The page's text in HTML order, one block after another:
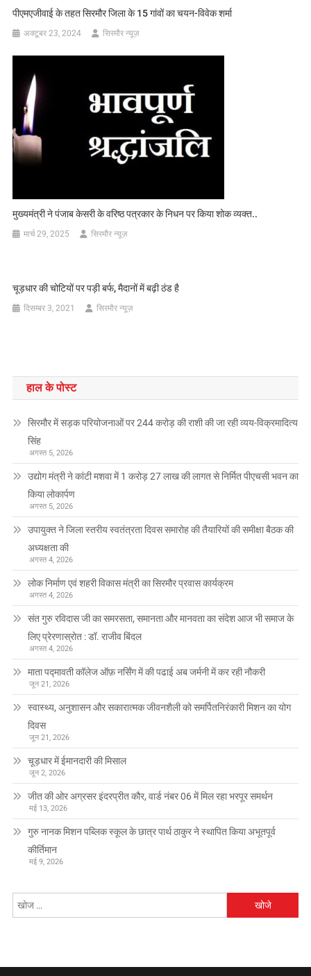
पीएमएजीवाई के तहत सिरमौर जिला के 15 गांवों का चयन-विवेक शर्मा
अक्टूबर 23, 2024 सिरमौर न्यूज़
मुख्यमंत्री ने पंजाब केसरी के वरिष्ठ पत्रकार के निधन पर किया शोक व्यक्त..
मार्च 29, 2025 सिरमौर न्यूज़
चूड़धार की चोटियों पर पड़ी बर्फ, मैदानों में बढ़ी ठंड है
दिसम्बर 3, 2021 सिरमौर न्यूज़
हाल के पोस्ट
सिरमौर में सड़क परियोजनाओं पर 244 करोड़ की राशी की जा रही व्यय-विक्रमादित्य
सिंह
अगस्त 5, 2026
उद्योग मंत्री ने कांटी मशवा में 1 करोड़ 27 लाख की लागत से निर्मित पीएचसी भवन का
किया लोकार्पण
अगस्त 5, 2026
उपायुक्त ने जिला स्तरीय स्वतंत्रता दिवस समारोह की तैयारियों की समीक्षा बैठक की
अध्यक्षता की
अगस्त 4, 2026
लोक निर्माण एवं शहरी विकास मंत्री का सिरमौर प्रवास कार्यक्रम
अगस्त 4, 2026
संत गुरु रविदास जी का समरसता, समानता और मानवता का संदेश आज भी समाज के
लिए प्रेरणास्रोत : डॉ. राजीव बिंदल
अगस्त 4, 2026
माता पद्मावती कॉलेज ऑफ़ नर्सिंग में की पढाई अब जर्मनी में कर रही नौकरी
जून 21, 2026
स्वास्थ्य, अनुशासन और सकारात्मक जीवनशैली को समर्पितनिरंकारी मिशन का योग
दिवस
जून 21, 2026
चूड़धार में ईमानदारी की मिसाल
जून 2, 2026
जीत की ओर अग्रसर इंदरप्रीत कौर, वार्ड नंबर 06 में मिल रहा भरपूर समर्थन
मई 13, 2026
गुरु नानक मिशन पब्लिक स्कूल के छात्र पार्थ ठाकुर ने स्थापित किया अभूतपूर्व
कीर्तिमान
मई 9, 2026
को